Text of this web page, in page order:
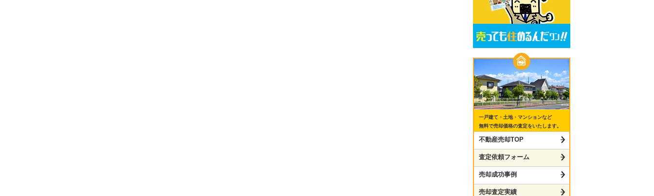
一戸建て・土地・マンションなど
無料で売却価格の査定をいたします。
不動産売却TOP
査定依頼フォーム
売却成功事例
売却査定実績